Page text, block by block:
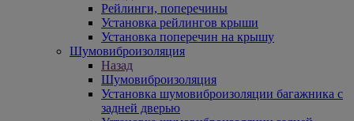
Рейлинги, поперечины
Установка рейлингов крыши
Установка поперечин на крышу
Шумовиброизоляция
Назад
Шумовиброизоляция
Установка шумовиброизоляции багажника с
задней дверью